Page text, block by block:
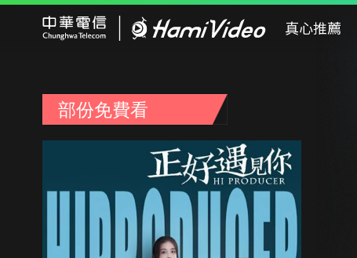
真心推薦
部份免費看